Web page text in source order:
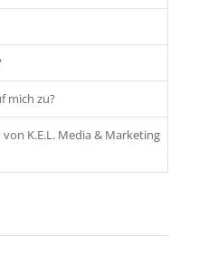
mich zu?
K.E.L. Media & Marketing